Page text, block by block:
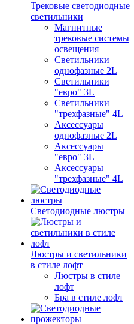
Трековые светодиодные
светильники
Магнитные
трековые системы
освещения
Светильники
однофазные 2L
Светильники
"евро" 3L
Светильники
"трехфазные" 4L
Аксессуары
однофазные 2L
Аксессуары
"евро" 3L
Аксессуары
"трехфазные" 4L
Светодиодные люстры
Люстры и светильники
в стиле лофт
Люстры в стиле
лофт
Бра в стиле лофт